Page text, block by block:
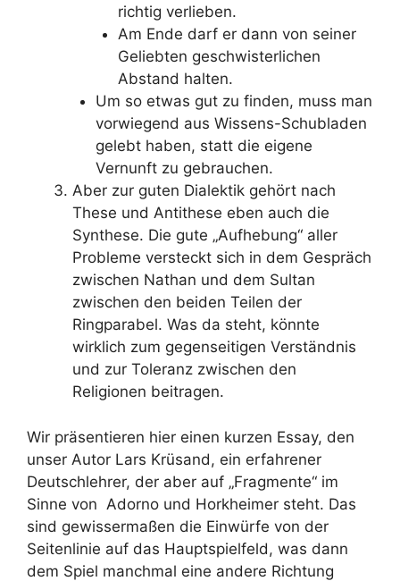
richtig verlieben.
Am Ende darf er dann von seiner
Geliebten geschwisterlichen
Abstand halten.
Um so etwas gut zu finden, muss man
vorwiegend aus Wissens-Schubladen
gelebt haben, statt die eigene
Vernunft zu gebrauchen.
Aber zur guten Dialektik gehört nach
These und Antithese eben auch die
Synthese. Die gute „Aufhebung“ aller
Probleme versteckt sich in dem Gespräch
zwischen Nathan und dem Sultan
zwischen den beiden Teilen der
Ringparabel. Was da steht, könnte
wirklich zum gegenseitigen Verständnis
und zur Toleranz zwischen den
Religionen beitragen.
Wir präsentieren hier einen kurzen Essay, den
unser Autor Lars Krüsand, ein erfahrener
Deutschlehrer, der aber auf „Fragmente“ im
Sinne von Adorno und Horkheimer steht. Das
sind gewissermaßen die Einwürfe von der
Seitenlinie auf das Hauptspielfeld, was dann
dem Spiel manchmal eine andere Richtung